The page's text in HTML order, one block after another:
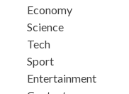
Economy
Science
Tech
Sport
Entertainment